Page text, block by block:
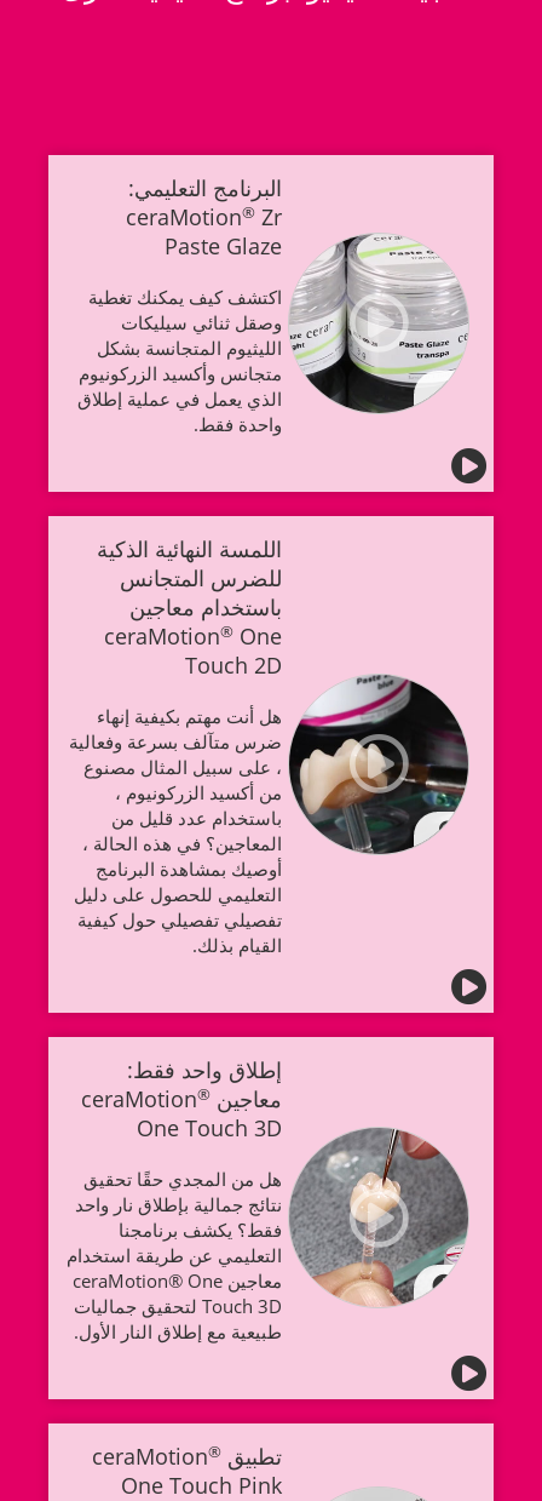
البرنامج التعليمي:
ceraMotion® Zr
Paste Glaze
اكتشف كيف يمكنك تغطية
وصقل ثنائي سيليكات
الليثيوم المتجانسة بشكل
متجانس وأكسيد الزركونيوم
الذي يعمل في عملية إطلاق
واحدة فقط.
اللمسة النهائية الذكية
للضرس المتجانس
باستخدام معاجين
ceraMotion® One
Touch 2D
هل أنت مهتم بكيفية إنهاء
ضرس متآلف بسرعة وفعالية
، على سبيل المثال مصنوع
من أكسيد الزركونيوم ،
باستخدام عدد قليل من
المعاجين؟ في هذه الحالة ،
أوصيك بمشاهدة البرنامج
التعليمي للحصول على دليل
تفصيلي تفصيلي حول كيفية
القيام بذلك.
إطلاق واحد فقط:
معاجين ceraMotion ®
One Touch 3D
هل من المجدي حقًا تحقيق
نتائج جمالية بإطلاق نار واحد
فقط؟ يكشف برنامجنا
التعليمي عن طريقة استخدام
معاجين ceraMotion® One
Touch 3D لتحقيق جماليات
طبيعية مع إطلاق النار الأول.
تطبيق ceraMotion ®
One Touch Pink